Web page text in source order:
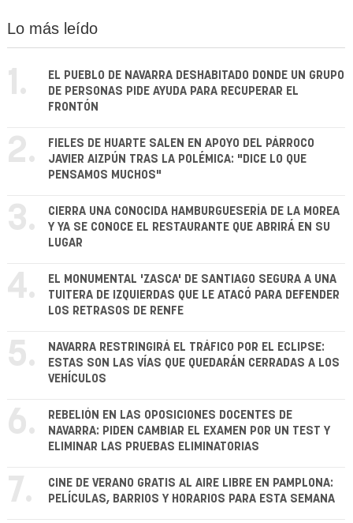
Lo más leído
1.
EL PUEBLO DE NAVARRA DESHABITADO DONDE UN GRUPO
DE PERSONAS PIDE AYUDA PARA RECUPERAR EL
FRONTÓN
2.
FIELES DE HUARTE SALEN EN APOYO DEL PÁRROCO
JAVIER AIZPÚN TRAS LA POLÉMICA: "DICE LO QUE
PENSAMOS MUCHOS"
3.
CIERRA UNA CONOCIDA HAMBURGUESERÍA DE LA MOREA
Y YA SE CONOCE EL RESTAURANTE QUE ABRIRÁ EN SU
LUGAR
4.
EL MONUMENTAL 'ZASCA' DE SANTIAGO SEGURA A UNA
TUITERA DE IZQUIERDAS QUE LE ATACÓ PARA DEFENDER
LOS RETRASOS DE RENFE
5.
NAVARRA RESTRINGIRÁ EL TRÁFICO POR EL ECLIPSE:
ESTAS SON LAS VÍAS QUE QUEDARÁN CERRADAS A LOS
VEHÍCULOS
6.
REBELIÓN EN LAS OPOSICIONES DOCENTES DE
NAVARRA: PIDEN CAMBIAR EL EXAMEN POR UN TEST Y
ELIMINAR LAS PRUEBAS ELIMINATORIAS
7.
CINE DE VERANO GRATIS AL AIRE LIBRE EN PAMPLONA:
PELÍCULAS, BARRIOS Y HORARIOS PARA ESTA SEMANA